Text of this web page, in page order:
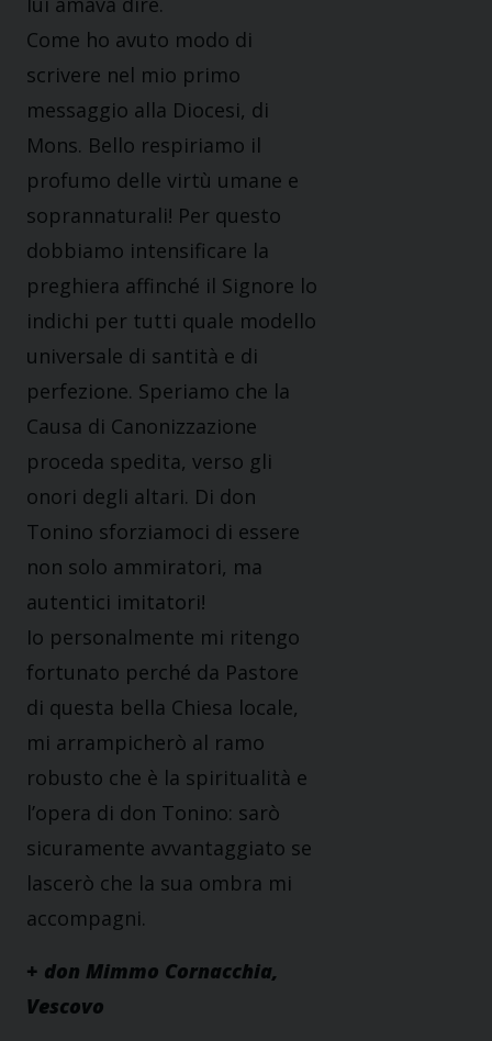
Come ho avuto modo di
scrivere nel mio primo
messaggio alla Diocesi, di
Mons. Bello respiriamo il
profumo delle virtù umane e
soprannaturali! Per questo
dobbiamo intensificare la
preghiera affinché il Signore lo
indichi per tutti quale modello
universale di santità e di
perfezione. Speriamo che la
Causa di Canonizzazione
proceda spedita, verso gli
onori degli altari. Di don
Tonino sforziamoci di essere
non solo ammiratori, ma
autentici imitatori!
Io personalmente mi ritengo
fortunato perché da Pastore
di questa bella Chiesa locale,
mi arrampicherò al ramo
robusto che è la spiritualità e
l’opera di don Tonino: sarò
sicuramente avvantaggiato se
lascerò che la sua ombra mi
accompagni.
+ don Mimmo Cornacchia,
Vescovo